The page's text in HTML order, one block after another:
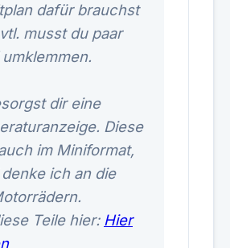
dafür brauchst
musst du paar
umklemmen.
dir eine
Diese
im Miniformat,
ich an die
Teile hier: Hier